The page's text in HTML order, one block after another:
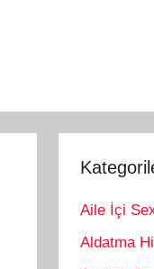
Aile İçi
Aldatma